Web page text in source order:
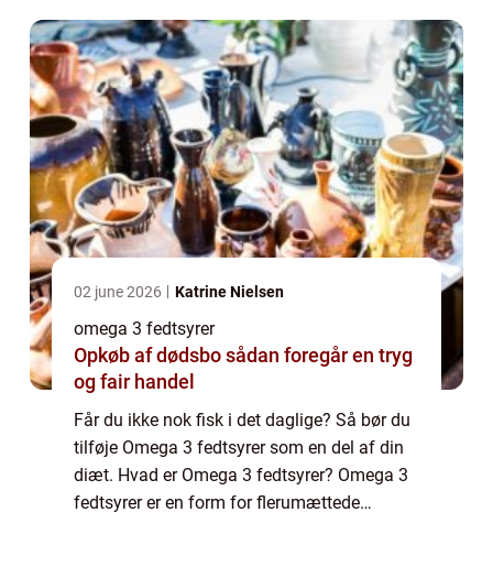
02 june 2026 Katrine Nielsen
omega 3 fedtsyrer
Opkøb af dødsbo sådan foregår en tryg
og fair handel
Får du ikke nok fisk i det daglige? Så bør du
tilføje Omega 3 fedtsyrer som en del af din
diæt. Hvad er Omega 3 fedtsyrer? Omega 3
fedtsyrer er en form for flerumættede